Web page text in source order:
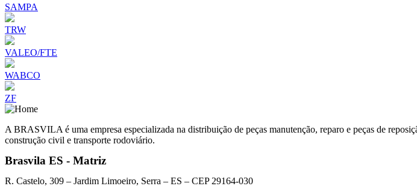
SAMPA
TRW
VALEO/FTE
WABCO
ZF
A BRASVILA é uma empresa especializada na distribuição de peças manutenção, reparo e peças de
construção civil e transporte rodoviário.
Brasvila ES - Matriz
R. Castelo, 309 – Jardim Limoeiro, Serra – ES – CEP 29164-030